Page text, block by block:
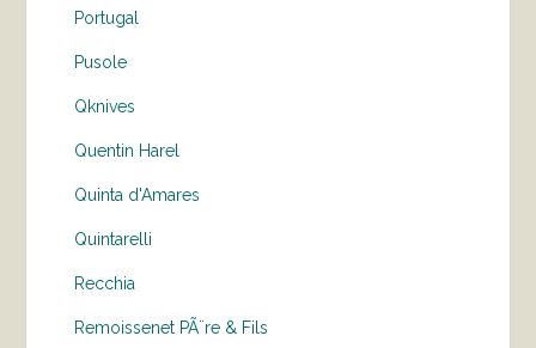
Portugal
Pusole
Qknives
Quentin Harel
Quinta d'Amares
Quintarelli
Recchia
Remoissenet PÃ¨re & Fils